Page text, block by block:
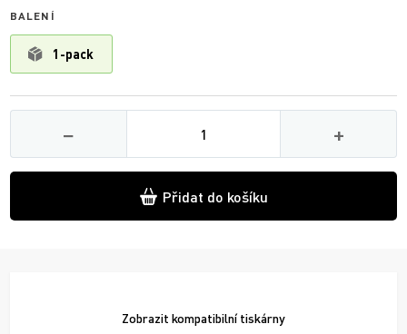
BALENÍ
1-pack
−
Množství
+
Přidat do košíku
Zobrazit kompatibilní tiskárny